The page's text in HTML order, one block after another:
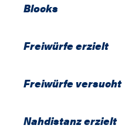
Blocks
Freiwürfe erzielt
Freiwürfe versucht
Nahdistanz erzielt